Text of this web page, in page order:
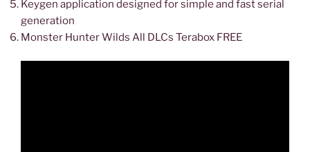
Keygen application designed for simple and fast serial
generation
Monster Hunter Wilds All DLCs Terabox FREE